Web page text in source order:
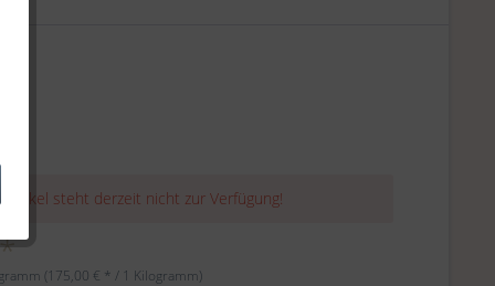
Artikel steht derzeit nicht zur Verfügung!
(175,00 € * / 1 Kilogramm)